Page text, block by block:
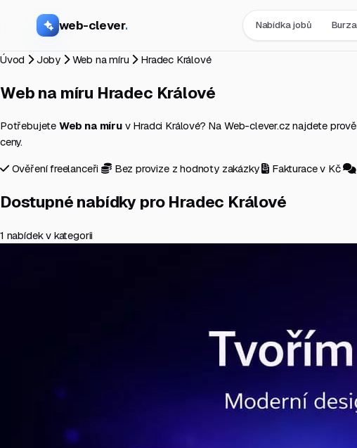
web-clever. Nabídka jobů
Úvod Joby Web na míru Hradec Králové
Web na míru Hradec Králové
Potřebujete Web na míruv Hradci Králové? Na Web-clever.cz najdete
ceny.
Ověření freelanceři
Bez provize z hodnoty zakázky Fakturace v Kč
Dostupné nabídky pro Hradec Králové
1 nabídek v kategorii